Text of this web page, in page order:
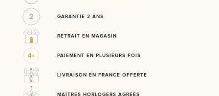
GARANTIE 2 ANS
RETRAIT EN MAGASIN
PAIEMENT EN PLUSIEURS FOIS
LIVRAISON EN FRANCE OFFERTE
MAÎTRES HORLOGERS AGRÉÉS